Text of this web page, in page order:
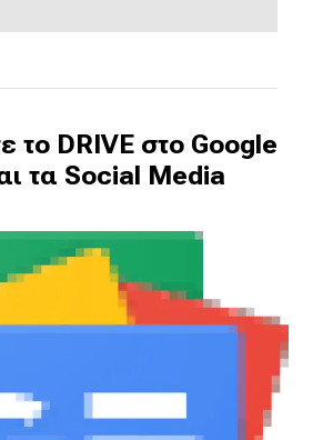
το DRIVE στο Google
τα Social Media